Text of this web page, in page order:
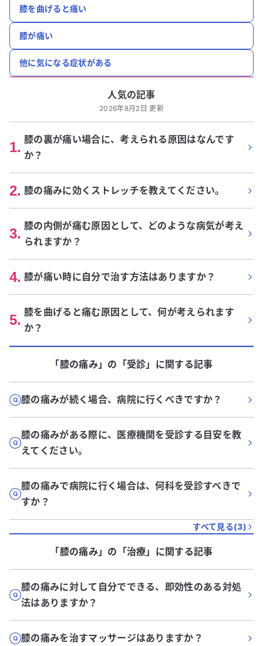
膝を曲げると痛い
膝が痛い
他に気になる症状がある
人気の記事
2026年8月2日 更新
1. 膝の裏が痛い場合に、考えられる原因はなんです
か？
2. 膝の痛みに効くストレッチを教えてください。
3. 膝の内側が痛む原因として、どのような病気が考え
られますか？
4. 膝が痛い時に自分で治す方法はありますか？
5. 膝を曲げると痛む原因として、何が考えられます
か？
「膝の痛み」 の「受診」に関する記事
膝の痛みが続く場合、病院に行くべきですか？
膝の痛みがある際に、医療機関を受診する目安を教
えてください。
膝の痛みで病院に行く場合は、何科を受診すべきで
すか？
すべて見る(3)
「膝の痛み」 の「治療」に関する記事
膝の痛みに対して自分でできる、即効性のある対処
法はありますか？
膝の痛みを治すマッサージはありますか？